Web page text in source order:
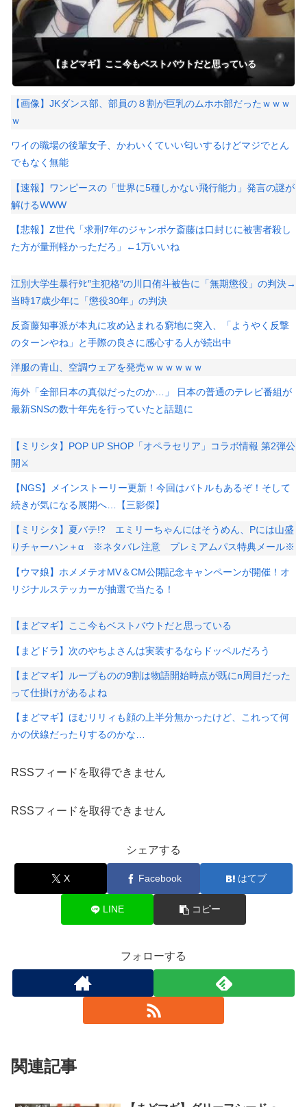
【まどマギ】ここ今もベストバウトだと思っている
【画像】JKダンス部、部員の８割が巨乳のムホホ部だったｗｗｗ
ｗ
ワイの職場の後輩女子、かわいくていい匂いするけどマジでとん
でもなく無能
【速報】ワンピースの「世界に5種しかない飛行能力」発言の謎が
解けるWWW
【悲報】Z世代「求刑7年のジャンポケ斎藤は口封じに被害者殺し
た方が量刑軽かっただろ」←1万いいね
江別大学生暴行ﾀﾋ″主犯格″の川口侑斗被告に「無期懲役」の判決→
当時17歳少年に「懲役30年」の判決
反斎藤知事派が本丸に攻め込まれる窮地に突入、「ようやく反撃
のターンやね」と手際の良さに感心する人が続出中
洋服の青山、空調ウェアを発売ｗｗｗｗｗｗ
海外「全部日本の真似だったのか…」 日本の普通のテレビ番組が
最新SNSの数十年先を行っていたと話題に
【ミリシタ】POP UP SHOP「オペラセリア」コラボ情報 第2弾公
開⚔
【NGS】メインストーリー更新！今回はバトルもあるぞ！そして
続きが気になる展開へ…【三影傑】
【ミリシタ】夏バテ!? エミリーちゃんにはそうめん、Pには山盛
りチャーハン＋α ※ネタバレ注意 プレミアムパス特典メール※
【ウマ娘】ホメメテオMV＆CM公開記念キャンペーンが開催！オ
リジナルステッカーが抽選で当たる！
【まどマギ】ここ今もベストバウトだと思っている
【まどドラ】次のやちよさんは実装するならドッペルだろう
【まどマギ】ループものの9割は物語開始時点が既にn周目だった
って仕掛けがあるよね
【まどマギ】ほむリリィも顔の上半分無かったけど、これって何
かの伏線だったりするのかな…
RSSフィードを取得できません
RSSフィードを取得できません
シェアする
X Facebook はてブ
LINE コピー
フォローする
関連記事